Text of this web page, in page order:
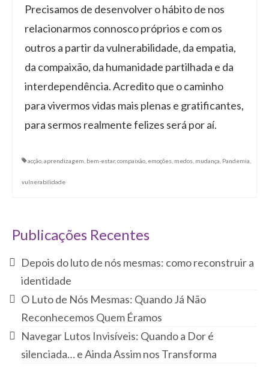
Precisamos de desenvolver o hábito de nos
relacionarmos connosco próprios e com os
outros a partir da vulnerabilidade, da empatia,
da compaixão, da humanidade partilhada e da
interdependência. Acredito que o caminho
para vivermos vidas mais plenas e gratificantes,
para sermos realmente felizes será por aí.
acção aprendizagem bem-estar, compaixão emoções medos mudança Pandemia
vulnerabilidade
Publicações Recentes
Depois do luto de nós mesmas: como reconstruir a
identidade
O Luto de Nós Mesmas: Quando Já Não
Reconhecemos Quem Éramos
Navegar Lutos Invisíveis: Quando a Dor é
silenciada… e Ainda Assim nos Transforma